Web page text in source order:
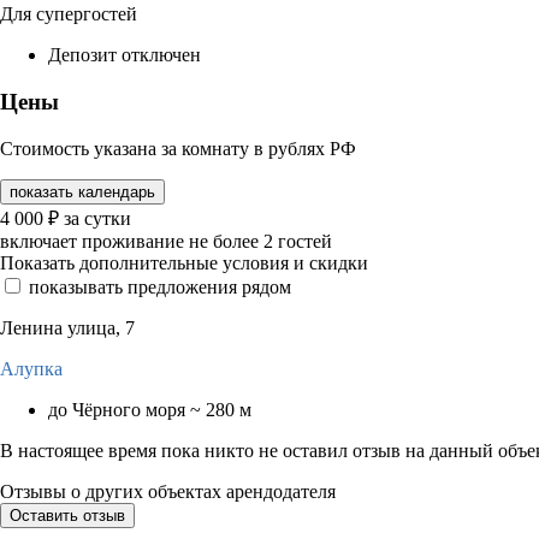
Для супергостей
Депозит отключен
Цены
Стоимость указана за комнату в рублях РФ
показать календарь
4 000 ₽ за сутки
включает проживание не более 2 гостей
Показать дополнительные условия и скидки
показывать предложения рядом
Ленина улица, 7
Алупка
до Чёрного моря ~ 280 м
В настоящее время пока никто не оставил отзыв на данный
Отзывы о других объектах арендодателя
Оставить отзыв